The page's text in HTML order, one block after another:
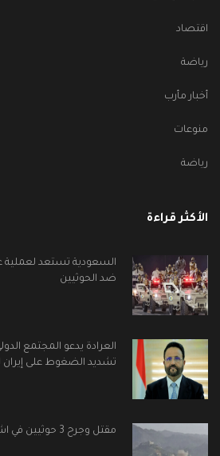
اقتصاد
رياضة
أخبار مأرب
منوعات
رياضة
الأكثر قراءة
السعودية تستعد لعملية
ضد الحوثيين
العرادة يدعو المجتمع
تشديد الضغوط على إيران
مقتل وجرح 3 حوثيين في اشتباكات غرب تعز